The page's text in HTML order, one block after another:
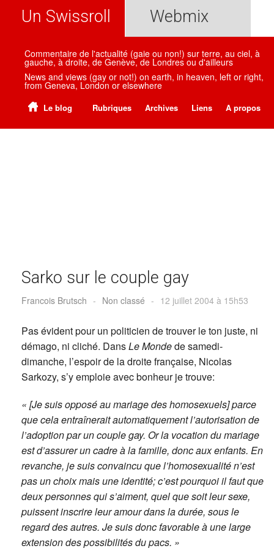
Un Swissroll Webmix
Commentaire de l'actualité (gaie ou non!) sur terre, au ciel, à
gauche, à droite, de Genève, de Londres ou d'ailleurs
News and views (gay or not!) on earth, in heaven, left or right,
from Geneva, London or elsewhere
Le blog Rubriques Archives Liens A propos
Sarko sur le couple gay
Francois Brutsch - Non classé - 12 juillet 2004 à 15h53
Pas évident pour un politicien de trouver le ton juste, ni
démago, ni cliché. DansLe Mondede samedi-
dimanche, l’espoir de la droite française, Nicolas
Sarkozy, s’y emploie avec bonheur je trouve:
« [Je suis opposé au mariage des homosexuels] parce
que cela entraînerait automatiquement l’autorisation de
l’adoption par un couple gay. Or la vocation du mariage
est d’assurer un cadre à la famille, donc aux enfants. En
revanche, je suis convaincu que l’homosexualité n’est
pas un choix mais une identité; c’est pourquoi il faut que
deux personnes qui s’aiment, quel que soit leur sexe,
puissent inscrire leur amour dans la durée, sous le
regard des autres. Je suis donc favorable à une large
extension des possibilités du pacs. »